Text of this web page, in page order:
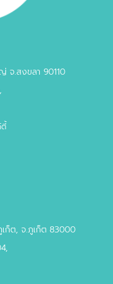
จ.สงขลา 90110
ก็ต, จ.ภูเก็ต 83000